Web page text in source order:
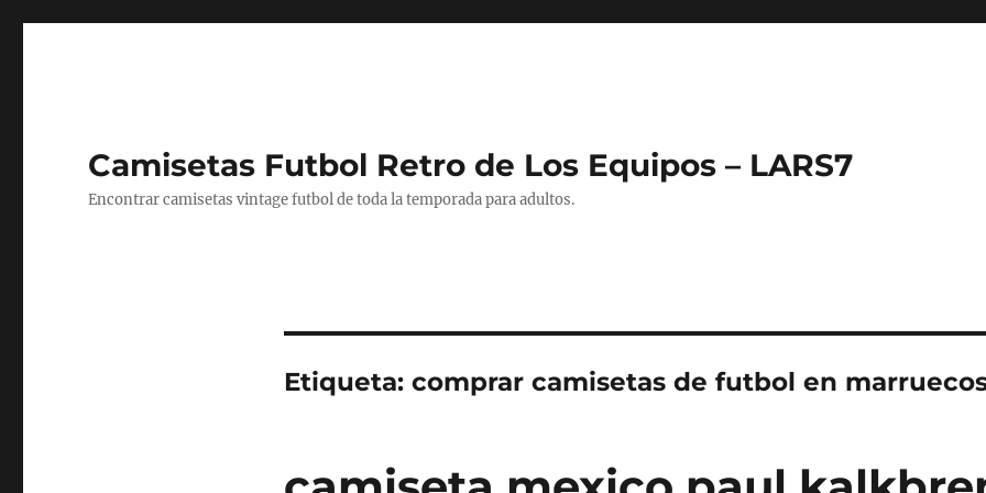
Camisetas Futbol Retro de Los Equipos – LARS7
Encontrar camisetas vintage futbol de toda la temporada para adultos.
Etiqueta: comprar camisetas de futbol en